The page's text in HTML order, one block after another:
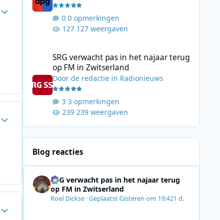
Author stats
0 opmerkingen
127 weergaven
SRG verwacht pas in het najaar terug
op FM in Zwitserland
Door de redactiein Radionieuws
3 opmerkingen
239 weergaven
Blog reacties
SRG verwacht pas in het najaar terug
op FM in Zwitserland
Roel Dickse·GeplaatstGisteren om 19:421 d.